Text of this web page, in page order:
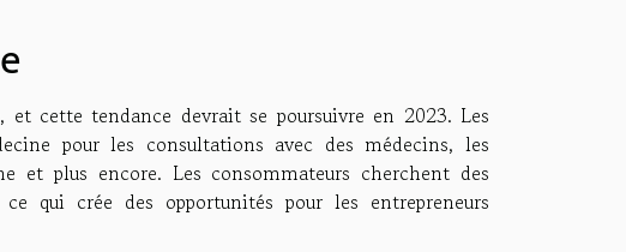
cette tendance devrait se poursuivre en 2023. Les
pour les consultations avec des médecins, les
et plus encore. Les consommateurs cherchent des
qui crée des opportunités pour les entrepreneurs